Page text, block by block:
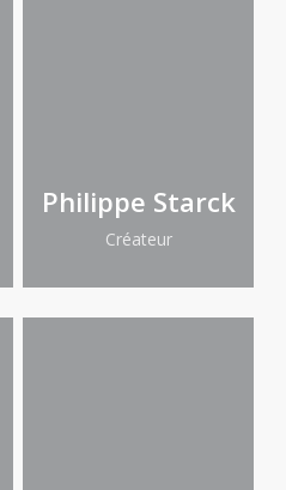
Philippe Starck
Créateur